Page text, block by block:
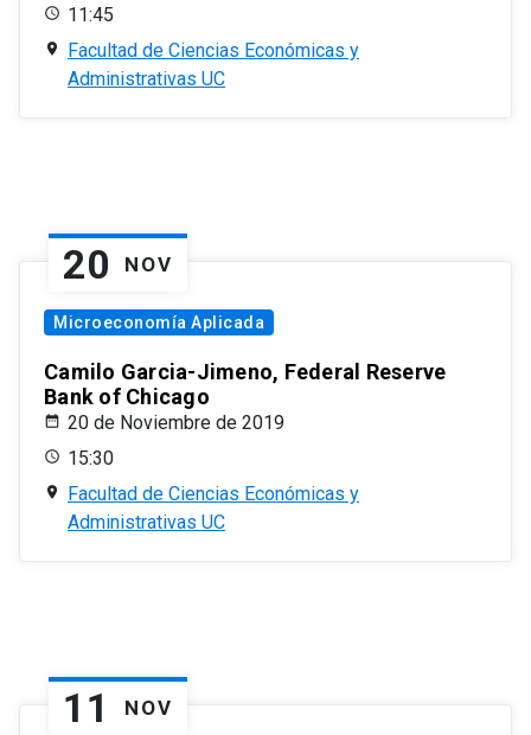
11:45
Facultad de Ciencias Económicas y
Administrativas UC
20 NOV
Microeconomía Aplicada
Camilo Garcia-Jimeno, Federal Reserve
Bank of Chicago
20 de Noviembre de 2019
15:30
Facultad de Ciencias Económicas y
Administrativas UC
11 NOV